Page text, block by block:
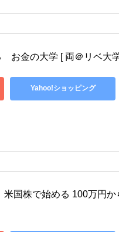
お金の大学 [ 両＠リベ大
Yahoo!ショッピング
国株で始める 100万円